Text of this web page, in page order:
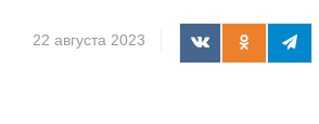
22 августа 2023